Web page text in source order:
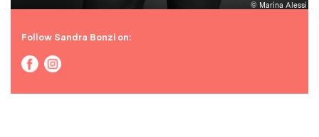
© Marina Alessi
Follow Sandra Bonzi on: